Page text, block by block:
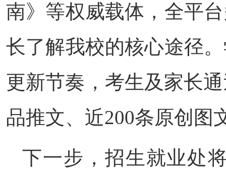
南》等权威载体，全平
长了解我校的核心途径
更新节奏，考生及家长
品推文、近200条原创图
下一步，招生就业处